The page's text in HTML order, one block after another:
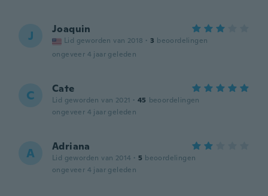
J Joaquin
Lid geworden van 2018 · 3 beoordelingen
ongeveer 4 jaar geleden
C Cate
Lid geworden van 2021 · 45 beoordelingen
ongeveer 4 jaar geleden
A Adriana
Lid geworden van 2014 · 5 beoordelingen
ongeveer 4 jaar geleden